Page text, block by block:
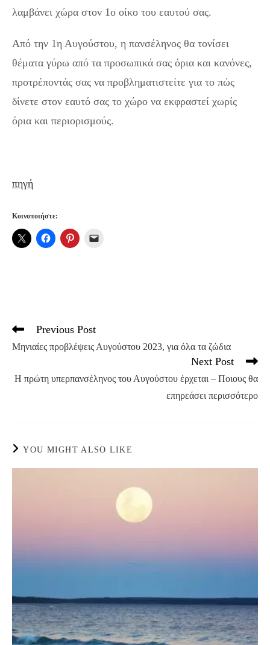
λαμβάνει χώρα στον 1ο οίκο του εαυτού σας.
Από την 1η Αυγούστου, η πανσέληνος θα τονίσει
θέματα γύρω από τα προσωπικά σας όρια και κανόνες,
προτρέποντάς σας να προβληματιστείτε για το πώς
δίνετε στον εαυτό σας το χώρο να εκφραστεί χωρίς
όρια και περιορισμούς.
πηγή
Κοινοποιήστε:
Read
articles
Previous Post
Μηνιαίες προβλέψεις Αυγούστου 2023, για όλα τα ζώδια
Next Post
Η πρώτη υπερπανσέληνος του Αυγούστου έρχεται – Ποιους θα
επηρεάσει περισσότερο
YOU MIGHT ALSO LIKE